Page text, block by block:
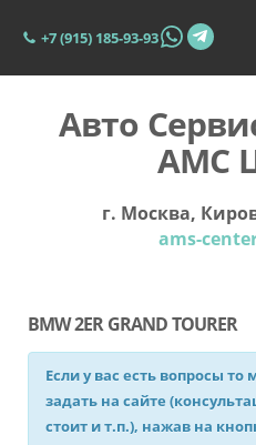
+7 (915) 185-93-93
Авто
АМС
г. Москва,
ams-
BMW 2ER GRAND TOURER
Если у вас есть вопросы
задать на сайте
стоит и т.п.), нажав на